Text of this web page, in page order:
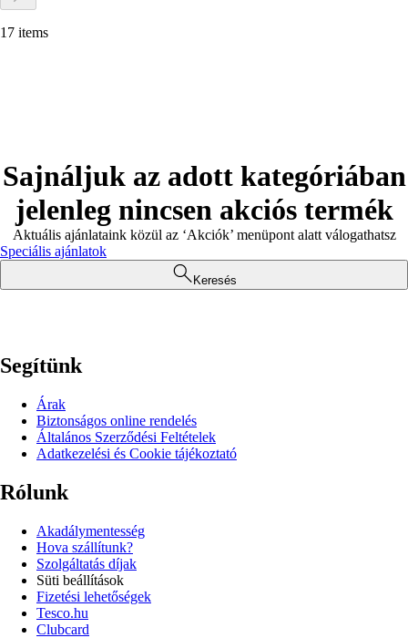
17 items
Sajnáljuk az adott kategóriában
jelenleg nincsen akciós termék
Aktuális ajánlataink közül az ‘Akciók’ menüpont alatt válogathatsz
Speciális ajánlatok
Keresés
Segítünk
Árak
Biztonságos online rendelés
Általános Szerződési Feltételek
Adatkezelési és Cookie tájékoztató
Rólunk
Akadálymentesség
Hova szállítunk?
Szolgáltatás díjak
Süti beállítások
Fizetési lehetőségek
Tesco.hu
Clubcard